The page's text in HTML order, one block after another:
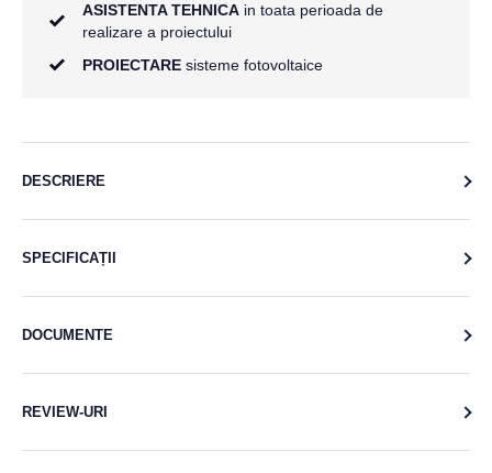
ASISTENTA TEHNICA in toata perioada de
realizare a proiectului
PROIECTARE sisteme fotovoltaice
DESCRIERE
SPECIFICAȚII
DOCUMENTE
REVIEW-URI